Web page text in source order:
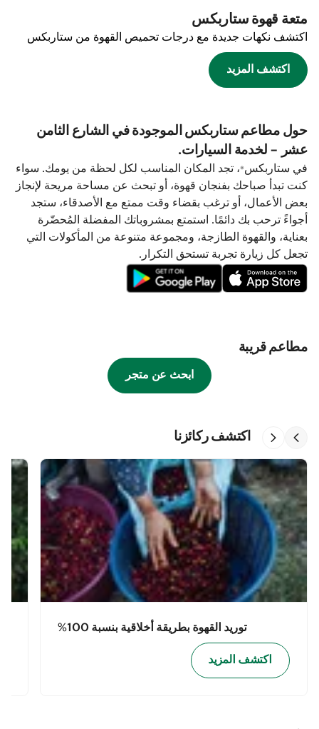
متعة قهوة ستاربكس
اكتشف نكهات جديدة مع درجات تحميص القهوة من ستاربكس
اكتشف المزيد
حول مطاعم ستاربكس الموجودة في الشارع الثامن
عشر - لخدمة السيارات.
في ستاربكس®، تجد المكان المناسب لكل لحظة من يومك. سواء
كنت تبدأ صباحك بفنجان قهوة، أو تبحث عن مساحة مريحة لإنجاز
بعض الأعمال، أو ترغب بقضاء وقت ممتع مع الأصدقاء، ستجد
أجواءً ترحب بك دائمًا. استمتع بمشروباتك المفضلة المُحضّرة
بعناية، والقهوة الطازجة، ومجموعة متنوعة من المأكولات التي
تجعل كل زيارة تجربة تستحق التكرار.
مطاعم قريبة
ابحث عن متجر
اكتشف ركائزنا
توريد القهوة بطريقة أخلاقية بنسبة 100%
اكتشف المزيد